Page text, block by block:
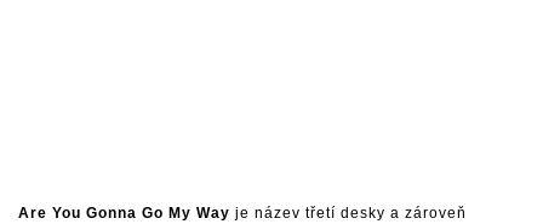
Are You Gonna Go My Way je název třetí desky a zároveň